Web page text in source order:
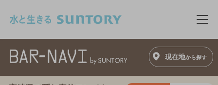
メ
現在地から探す